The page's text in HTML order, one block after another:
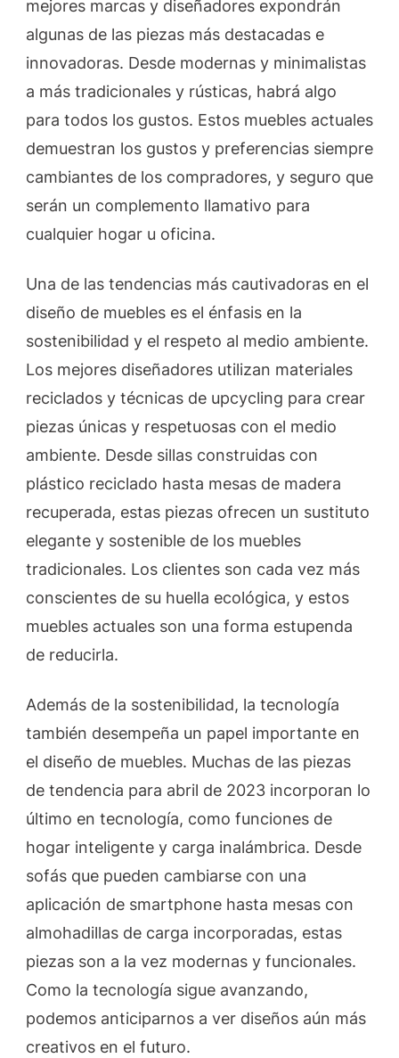
mejores marcas y diseñadores expondrán
algunas de las piezas más destacadas e
innovadoras. Desde modernas y minimalistas
a más tradicionales y rústicas, habrá algo
para todos los gustos. Estos muebles actuales
demuestran los gustos y preferencias siempre
cambiantes de los compradores, y seguro que
serán un complemento llamativo para
cualquier hogar u oficina.
Una de las tendencias más cautivadoras en el
diseño de muebles es el énfasis en la
sostenibilidad y el respeto al medio ambiente.
Los mejores diseñadores utilizan materiales
reciclados y técnicas de upcycling para crear
piezas únicas y respetuosas con el medio
ambiente. Desde sillas construidas con
plástico reciclado hasta mesas de madera
recuperada, estas piezas ofrecen un sustituto
elegante y sostenible de los muebles
tradicionales. Los clientes son cada vez más
conscientes de su huella ecológica, y estos
muebles actuales son una forma estupenda
de reducirla.
Además de la sostenibilidad, la tecnología
también desempeña un papel importante en
el diseño de muebles. Muchas de las piezas
de tendencia para abril de 2023 incorporan lo
último en tecnología, como funciones de
hogar inteligente y carga inalámbrica. Desde
sofás que pueden cambiarse con una
aplicación de smartphone hasta mesas con
almohadillas de carga incorporadas, estas
piezas son a la vez modernas y funcionales.
Como la tecnología sigue avanzando,
podemos anticiparnos a ver diseños aún más
creativos en el futuro.